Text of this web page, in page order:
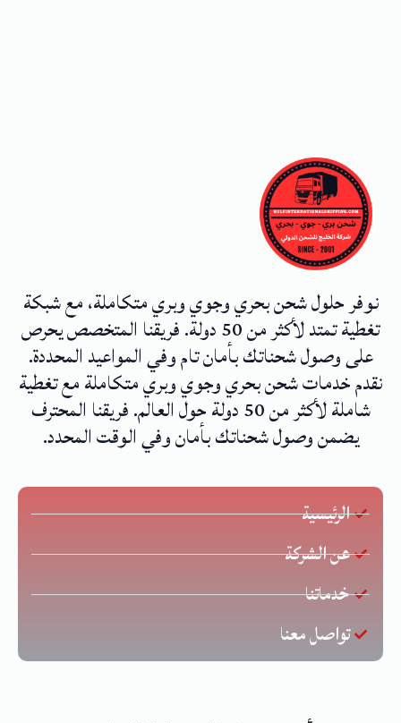
نوفر حلول شحن بحري وجوي وبري متكاملة، مع شبكة
تغطية تمتد لأكثر من 50 دولة. فريقنا المتخصص يحرص
على وصول شحناتك بأمان تام وفي المواعيد المحددة.
نقدم خدمات شحن بحري وجوي وبري متكاملة مع تغطية
شاملة لأكثر من 50 دولة حول العالم. فريقنا المحترف
يضمن وصول شحناتك بأمان وفي الوقت المحدد.
الرئيسية
عن الشركة
خدماتنا
تواصل معنا